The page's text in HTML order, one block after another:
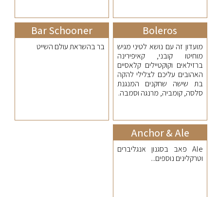
Boleros
מועדון זה עם נושא לטיני מגיש
מוחיטו קובני, קאיפירינה
ברזילאים וקוקטיילים קלאסיים
האהובים עליכם לצלילי להקה
בת שישה שחקנים המנגנת
סלסה, קומביה, מרנגה וסמבה.
Bar Schooner
בר בהשראת עולם השייט
Anchor & Ale
Ale פאב בסגנון אנגליברים
וטרקלינים נוספים...